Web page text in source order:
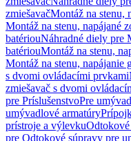
zmiešavačMontáž na stenu,
Montáž na stenu, napájané
batériouNáhradné diely pre
batériouMontáž na stenu,
Montáž na stenu, napájanie
s dvomi ovládacími prvkami
zmiešavač s dvomi
pre PríslušenstvoPre
umývadlové armatúry
prístroje a výlevku
pre Odtokové súpravy pre